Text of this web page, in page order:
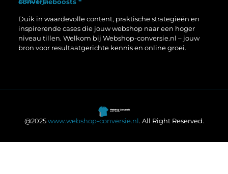
conversieboosts “
Duik in waardevolle content, praktische strategieën en
inspirerende cases die jouw webshop naar een hoger
niveau tillen. Welkom bij Webshop-conversie.nl – jouw
bron voor resultaatgerichte kennis en online groei.
@2025www.webshop-conversie.nl. All Right Reserved.